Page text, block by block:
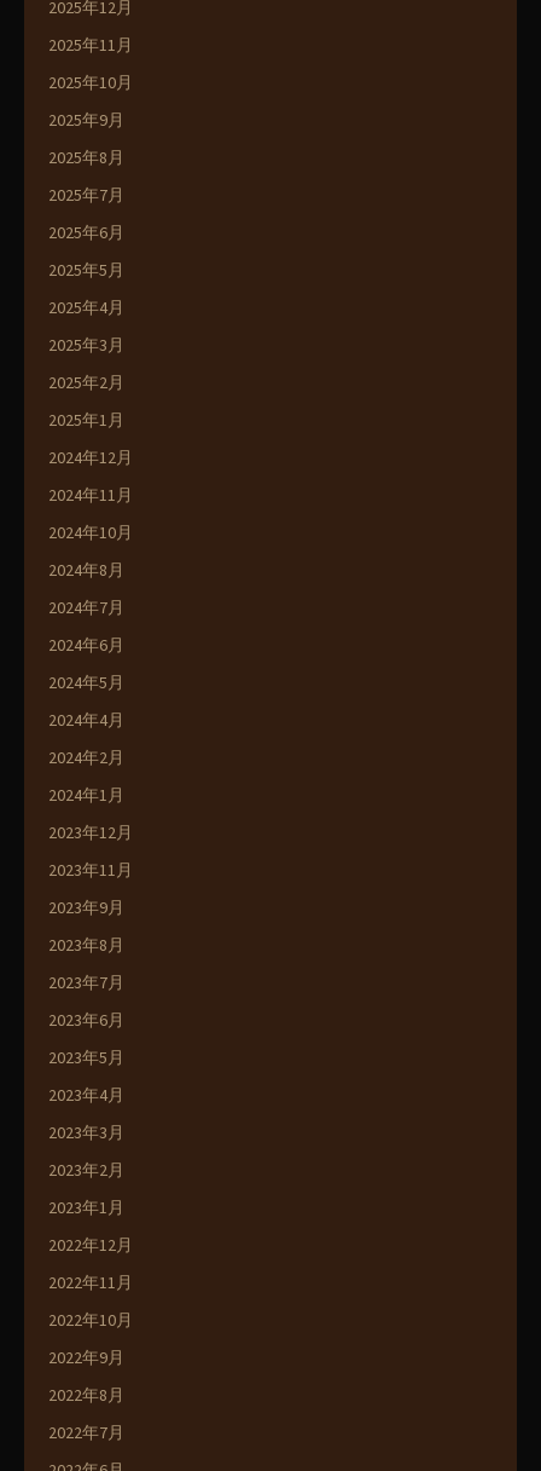
2025年12月
2025年11月
2025年10月
2025年9月
2025年8月
2025年7月
2025年6月
2025年5月
2025年4月
2025年3月
2025年2月
2025年1月
2024年12月
2024年11月
2024年10月
2024年8月
2024年7月
2024年6月
2024年5月
2024年4月
2024年2月
2024年1月
2023年12月
2023年11月
2023年9月
2023年8月
2023年7月
2023年6月
2023年5月
2023年4月
2023年3月
2023年2月
2023年1月
2022年12月
2022年11月
2022年10月
2022年9月
2022年8月
2022年7月